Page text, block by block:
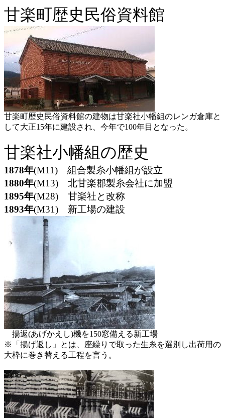
甘楽町歴史民俗資料館
甘楽町歴史民俗資料館の建物は甘楽社小幡組のレンガ倉庫と
して大正15年に建設され、今年で100年目となった。
甘楽社小幡組の歴史
1878年(M11) 組合製糸小幡組が設立
1880年(M13) 北甘楽郡製糸会社に加盟
1895年(M28) 甘楽社と改称
1893年(M31) 新工場の建設
揚返(あげかえし)機を150窓備える新工場
※「揚げ返し」とは、座繰りで取った生糸を選別し出荷用の
大枠に巻き替える工程を言う。